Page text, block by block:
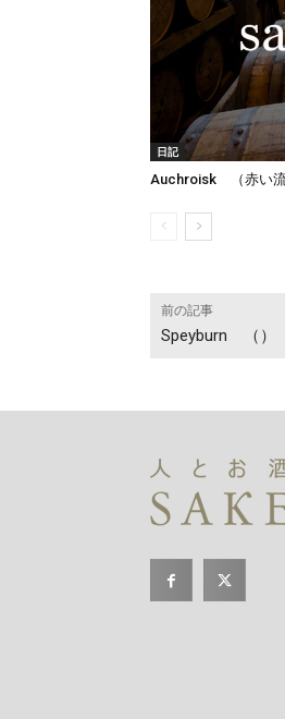
日記
Auchroisk （赤い流
前の記事
Speyburn （）